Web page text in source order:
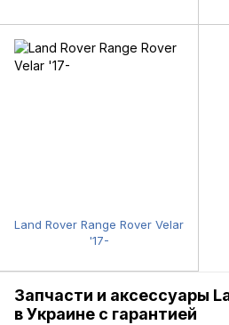
Запчасти и аксессуары
в Украине с гарантией
Land Rover Range Rover Velar
'17-